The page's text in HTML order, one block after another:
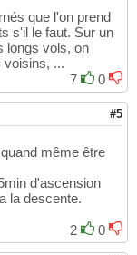
que l'on prend
s'il le faut. Sur un
longs vols, on
voisins, ...
7
0
#5
même être
d'ascension
la descente.
2
0